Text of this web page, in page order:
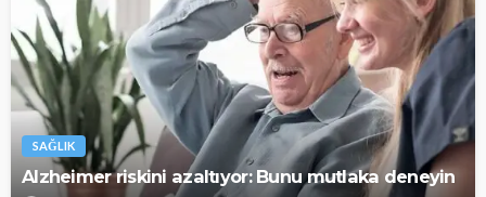
SAĞLIK
Alzheimer riskini azaltıyor: Bunu mutlaka deneyin